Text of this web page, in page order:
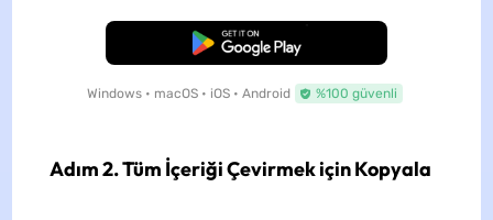
Ücretsiz İndirme
Windows • macOS • iOS • Android %100 güvenli
Adım 2. Tüm İçeriği Çevirmek için Kopyala